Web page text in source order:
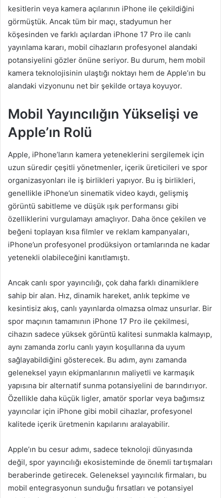
kesitlerin veya kamera açılarının iPhone ile çekildiğini
görmüştük. Ancak tüm bir maçı, stadyumun her
köşesinden ve farklı açılardan iPhone 17 Pro ile canlı
yayınlama kararı, mobil cihazların profesyonel alandaki
potansiyelini gözler önüne seriyor. Bu durum, hem mobil
kamera teknolojisinin ulaştığı noktayı hem de Apple’ın bu
alandaki vizyonunu net bir şekilde ortaya koyuyor.
Mobil Yayıncılığın Yükselişi ve
Apple’ın Rolü
Apple, iPhone’ların kamera yeteneklerini sergilemek için
uzun süredir çeşitli yönetmenler, içerik üreticileri ve spor
organizasyonları ile iş birlikleri yapıyor. Bu iş birlikleri,
genellikle iPhone’un sinematik video kaydı, gelişmiş
görüntü sabitleme ve düşük ışık performansı gibi
özelliklerini vurgulamayı amaçlıyor. Daha önce çekilen ve
beğeni toplayan kısa filmler ve reklam kampanyaları,
iPhone’un profesyonel prodüksiyon ortamlarında ne kadar
yetenekli olabileceğini kanıtlamıştı.
Ancak canlı spor yayıncılığı, çok daha farklı dinamiklere
sahip bir alan. Hız, dinamik hareket, anlık tepkime ve
kesintisiz akış, canlı yayınlarda olmazsa olmaz unsurlar. Bir
spor maçının tamamının iPhone 17 Pro ile çekilmesi,
cihazın sadece yüksek görüntü kalitesi sunmakla kalmayıp,
aynı zamanda zorlu canlı yayın koşullarına da uyum
sağlayabildiğini gösterecek. Bu adım, aynı zamanda
geleneksel yayın ekipmanlarının maliyetli ve karmaşık
yapısına bir alternatif sunma potansiyelini de barındırıyor.
Özellikle daha küçük ligler, amatör sporlar veya bağımsız
yayıncılar için iPhone gibi mobil cihazlar, profesyonel
kalitede içerik üretmenin kapılarını aralayabilir.
Apple’ın bu cesur adımı, sadece teknoloji dünyasında
değil, spor yayıncılığı ekosisteminde de önemli tartışmaları
beraberinde getirecek. Geleneksel yayıncılık firmaları, bu
mobil entegrasyonun sunduğu fırsatları ve potansiyel